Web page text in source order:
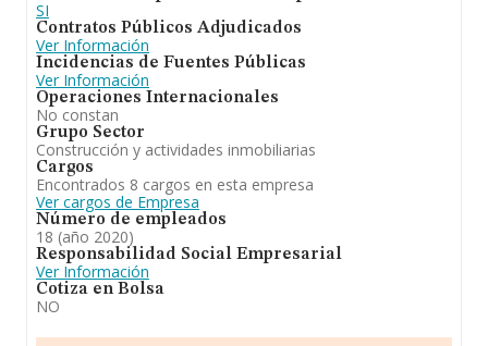
SI
Contratos Públicos Adjudicados
Ver Información
Incidencias de Fuentes Públicas
Ver Información
Operaciones Internacionales
No constan
Grupo Sector
Construcción y actividades inmobiliarias
Cargos
Encontrados 8 cargos en esta empresa
Ver cargos de Empresa
Número de empleados
18 (año 2020)
Responsabilidad Social Empresarial
Ver Información
Cotiza en Bolsa
NO